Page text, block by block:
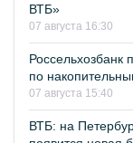
ВТБ»
07 августа 16:30
Россельхозбанк
по
07 августа 15:40
ВТБ: на